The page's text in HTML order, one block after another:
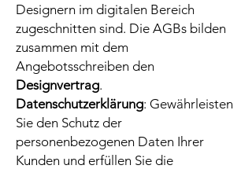
Designern im digitalen Bereich
zugeschnitten sind. Die AGBs bilden
zusammen mit dem
Angebotsschreiben den
Designvertrag.
Datenschutzerklärung: Gewährleisten
Sie den Schutz der
personenbezogenen Daten Ihrer
Kunden und erfüllen Sie die